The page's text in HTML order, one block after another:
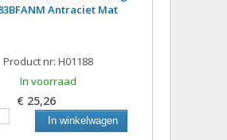
Antraciet Mat
Product nr: H01188
In voorraad
€ 25,26
In winkelwagen